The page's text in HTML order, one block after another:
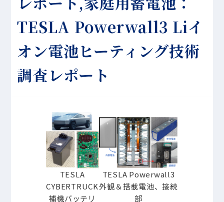
TESLA Powerwall3 Liイ
オン電池ヒーティング技術
調査レポート
TESLA
CYBERTRUCK
補機バッテリ
TESLA Powerwall3
外観＆搭載電池、接続
部